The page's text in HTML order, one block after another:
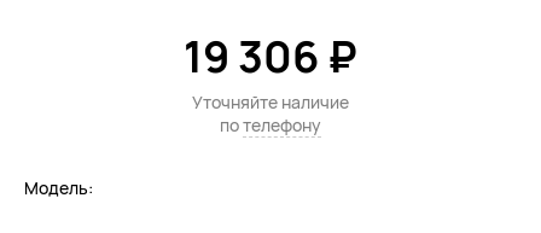
Модель:
19 306 ₽
Уточняйте наличие
потелефону